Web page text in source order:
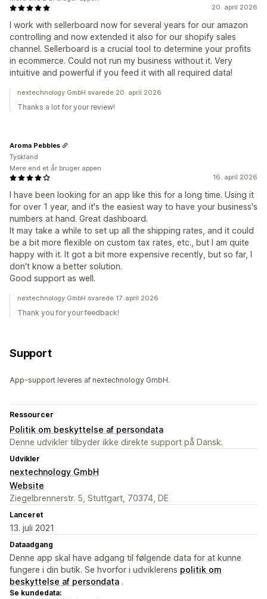
20. april 2026
I work with sellerboard now for several years for our amazon
controlling and now extended it also for our shopify sales
channel. Sellerboard is a crucial tool to determine your profits
in ecommerce. Could not run my business without it. Very
intuitive and powerful if you feed it with all required data!
nextechnology GmbH svarede 20. april 2026
Thanks a lot for your review!
16. april 2026
I have been looking for an app like this for a long time. Using it
for over 1 year, and it's the easiest way to have your business's
numbers at hand. Great dashboard.
It may take a while to set up all the shipping rates, and it could
be a bit more flexible on custom tax rates, etc., but I am quite
happy with it. It got a bit more expensive recently, but so far, I
don't know a better solution.
Good support as well.
Aroma Pebbles
Tyskland
Mere end et år bruger appen
nextechnology GmbH svarede 17. april 2026
Thank you for your feedback!
Support
App-support leveres af nextechnology GmbH.
Ressourcer
Politik om beskyttelse af persondata
Denne udvikler tilbyder ikke direkte support på Dansk.
Udvikler
nextechnology GmbH
Website
Ziegelbrennerstr. 5, Stuttgart, 70374, DE
Lanceret
13. juli 2021
Dataadgang
Denne app skal have adgang til følgende data for at kunne
fungere i din butik. Se hvorfor i udviklerens politik om
beskyttelse af persondata .
Se kundedata: